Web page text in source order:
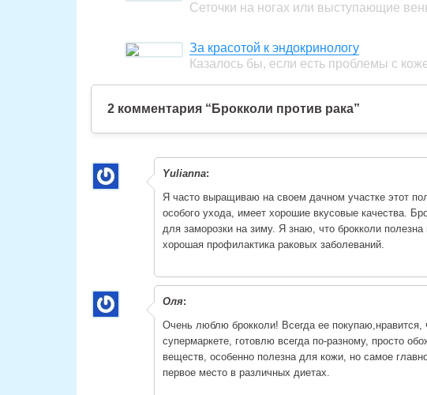
Сеточки на ногах или выступающие
За красотой к эндокринологу
Казалось бы, если есть проблемы с
2 комментария “Брокколи против рака”
Yulianna:
Я часто выращиваю на своем дачном участке этот
особого ухода, имеет хорошие вкусовые качества.
для заморозки на зиму. Я знаю, что брокколи
хорошая профилактика раковых заболеваний.
Оля:
Очень люблю брокколи! Всегда ее покупаю,нравится,
супермаркете, готовлю всегда по-разному, просто
веществ, особенно полезна для кожи, но самое
первое место в различных диетах.